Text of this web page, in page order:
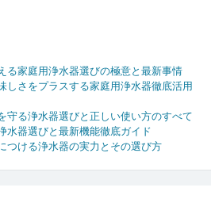
る家庭用浄水器選びの極意と最新事情
しさをプラスする家庭用浄水器徹底活用
守る浄水器選びと正しい使い方のすべて
水器選びと最新機能徹底ガイド
つける浄水器の実力とその選び方